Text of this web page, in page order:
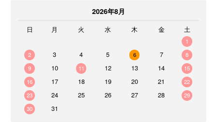
2026年8月
日 月 火 水 木 金 土
1
2
3 4 5 6 7
8
9
10 11 12 13 14
15
16
17 18 19 20 21
22
23
24 25 26 27 28
29
30
31